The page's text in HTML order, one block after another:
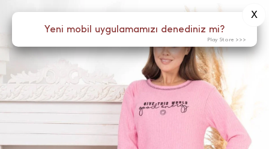
Menü
Yeni mobil uygulamamızı denediniz mi?
X
Play Store >>>